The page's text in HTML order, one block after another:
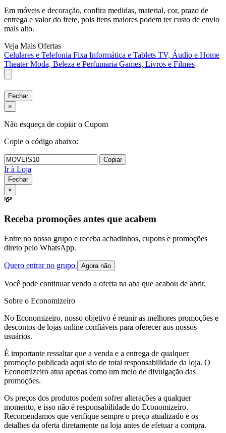
Em móveis e decoração, confira medidas, material, cor, prazo de
entrega e valor do frete, pois itens maiores podem ter custo de envio
mais alto.
Veja Mais Ofertas
Celulares e Telefonia Fixa Informática e Tablets TV, Áudio e Home
TheaterModa, Beleza e Perfumaria Games, Livros e Filmes
Fechar
×
Não esqueça de copiar o Cupom
Copie o código abaixo:
Copiar
Ir à Loja
Fechar
×
💸
Receba promoções antes que acabem
Entre no nosso grupo e receba achadinhos, cupons e promoções
direto pelo WhatsApp.
Quero entrar no grupo Agora não
Você pode continuar vendo a oferta na aba que acabou de abrir.
Sobre o Economizeiro
No Economizeiro, nosso objetivo é reunir as melhores promoções e
descontos de lojas online confiáveis para oferecer aos nossos
usuários.
É importante ressaltar que a venda e a entrega de qualquer
promoção publicada aqui são de total responsabilidade da loja. O
Economizeiro atua apenas como um meio de divulgação das
promoções.
Os preços dos produtos podem sofrer alterações a qualquer
momento, e isso não é responsabilidade do Economizeiro.
Recomendamos que verifique sempre o preço atualizado e os
detalhes da oferta diretamente na loja antes de efetuar a compra.